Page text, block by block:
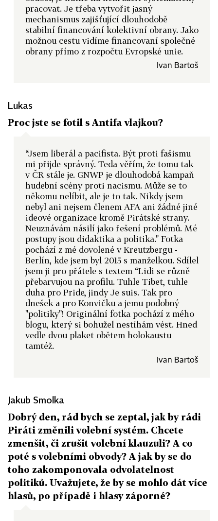
pracovat. Je třeba vytvořit jasný
mechanismus zajišťující dlouhodobě
stabilní financování kolektivní obrany. Jako
možnou cestu vidíme financovaní společné
obrany přímo z rozpočtu Evropské unie.
Ivan Bartoš
Lukas
Proc jste se fotil s Antifa vlajkou?
“Jsem liberál a pacifista. Být proti fašismu
mi přijde správný. Teda věřím, že tomu tak
v ČR stále je. GNWP je dlouhodobá kampaň
hudební scény proti nacismu. Může se to
někomu nelíbit, ale je to tak. Nikdy jsem
nebyl ani nejsem členem AFA ani žádné jiné
ideové organizace kromě Pirátské strany.
Neuznávám násilí jako řešení problémů. Mé
postupy jsou didaktika a politika." Fotka
pochází z mé dovolené v Kreutzbergu -
Berlín, kde jsem byl 2015 s manželkou. Sdílel
jsem ji pro přátele s textem “Lidi se různě
přebarvujou na profilu. Tuhle Tibet, tuhle
duha pro Pride, jindy Je suis. Tak pro
dnešek a pro Konvičku a jemu podobný
"politiky"! Originální fotka pochází z mého
blogu, který si bohužel nestíhám vést. Hned
vedle dvou plaket obětem holokaustu
tamtéž.
Ivan Bartoš
Jakub Smolka
Dobrý den, rád bych se zeptal, jak by rádi
Piráti změnili volební systém. Chcete
zmenšit, či zrušit volební klauzuli? A co
poté s volebními obvody? A jak by se do
toho zakomponovala odvolatelnost
politiků. Uvažujete, že by se mohlo dát více
hlasů, po případě i hlasy záporné?